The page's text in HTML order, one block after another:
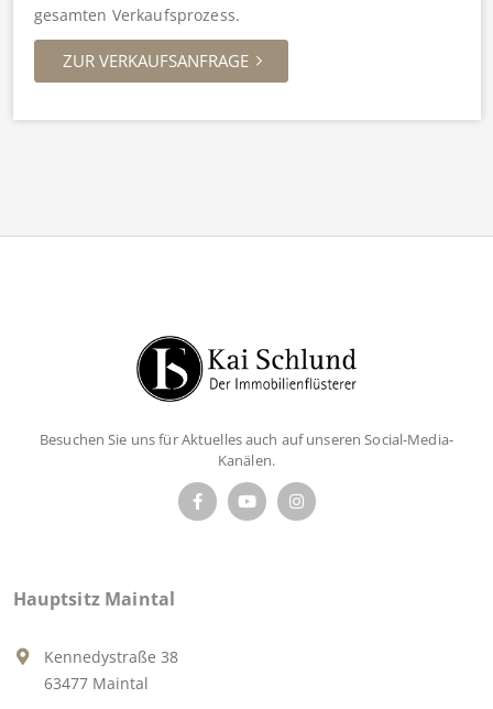
gesamten Verkaufsprozess.
ZUR VERKAUFSANFRAGE
Besuchen Sie uns für Aktuelles auch auf unseren Social-Media-
Kanälen.
Hauptsitz Maintal
Kennedystraße 38
63477 Maintal